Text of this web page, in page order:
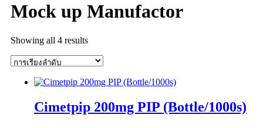
Mock up Manufactor
Showing all 4 results
Cimetpip 200mg PIP (Bottle/1000s)